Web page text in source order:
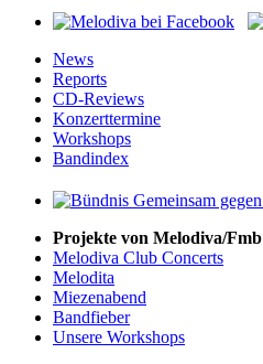
News
Reports
CD-Reviews
Konzerttermine
Workshops
Bandindex
Projekte von Melodiva/Fmb
Melodiva Club Concerts
Melodita
Miezenabend
Bandfieber
Unsere Workshops